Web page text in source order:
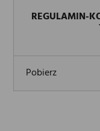
REGULAMIN-
Pobierz